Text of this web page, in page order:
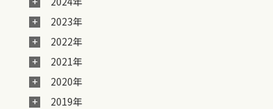
2023年
2022年
2021年
2020年
2019年